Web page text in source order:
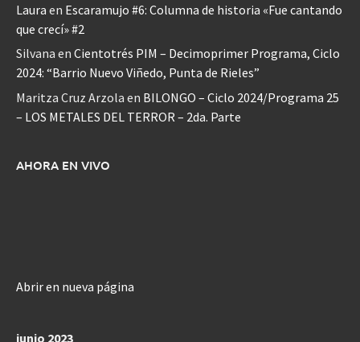
Laura en Escaramujo #6: Columna de historia «Fue cantando
que crecí» #2
Silvana en Cientotrés PIM – Decimoprimer Programa, Ciclo
2024: “Barrio Nuevo Viñedo, Punta de Rieles”
Maritza Cruz Arzola en BILONGO – Ciclo 2024/Programa 25
– LOS METALES DEL TERROR – 2da. Parte
AHORA EN VIVO
Abrir en nueva página
junio 2023